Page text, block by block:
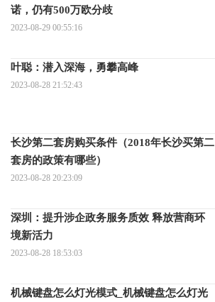
诺，仍有500万欧分歧
2023-08-29 00:55:16
叶聪：潜入深海，勇攀高峰
2023-08-28 21:52:43
长沙第二套房购买条件（2018年长沙买第二
套房的政策有哪些）
2023-08-28 20:23:09
深圳：提升涉企政务服务质效 释放营商环
境新活力
2023-08-28 18:53:03
机械键盘怎么灯光模式_机械键盘怎么灯光